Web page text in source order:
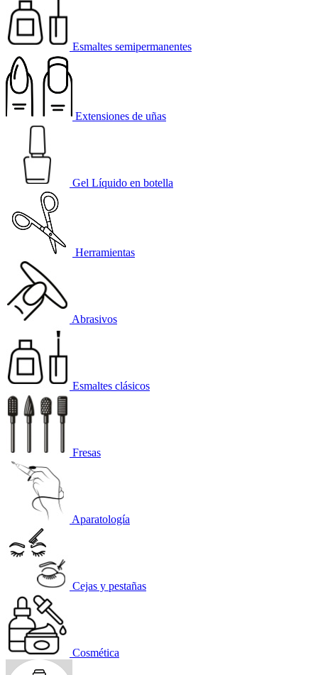
Esmaltes semipermanentes
Extensiones de uñas
Gel Líquido en botella
Herramientas
Abrasivos
Esmaltes clásicos
Fresas
Aparatología
Cejas y pestañas
Cosmética